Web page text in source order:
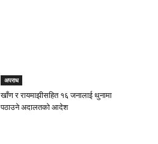
अपराध
खाँण र रायमाझीसहित १६ जनालाई थुनामा
पठाउने अदालतको आदेश